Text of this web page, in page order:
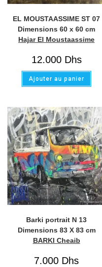
EL MOUSTAASSIME ST 07
Dimensions 60 x 60 cm
Hajar El Moustaassime
12.000Dhs
Ajouter au panier
Barki portrait N 13
Dimensions 83 X 83 cm
BARKI Cheaib
7.000 Dhs